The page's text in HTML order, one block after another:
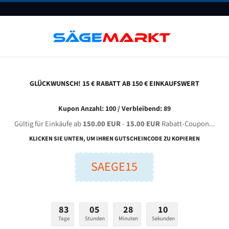
FAQ GUTSCHEINE BLOG KONTAKT
GONDA 600 Camel für 6230 mm Bi-Metall
Breite (mm):
GLÜCKWUNSCH! 15 € RABATT AB 150 € EINKAUFSWERT
Kupon Anzahl: 100 / Verbleibend: 89
Gültig für Einkäufe ab150.00 EUR- 15.00 EURRabatt-Coupon...
KLICKEN SIE UNTEN, UM IHREN GUTSCHEINCODE ZU KOPIEREN
SAEGE15
83
Tage
05
Stunden
28
Minuten
09
Sekunden